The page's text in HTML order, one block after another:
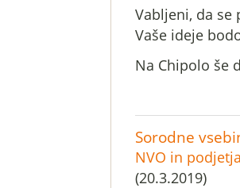
Vabljeni, da se
Vaše ideje
Na Chipolo še
Sorodne
NVO in
(20.3.2019)